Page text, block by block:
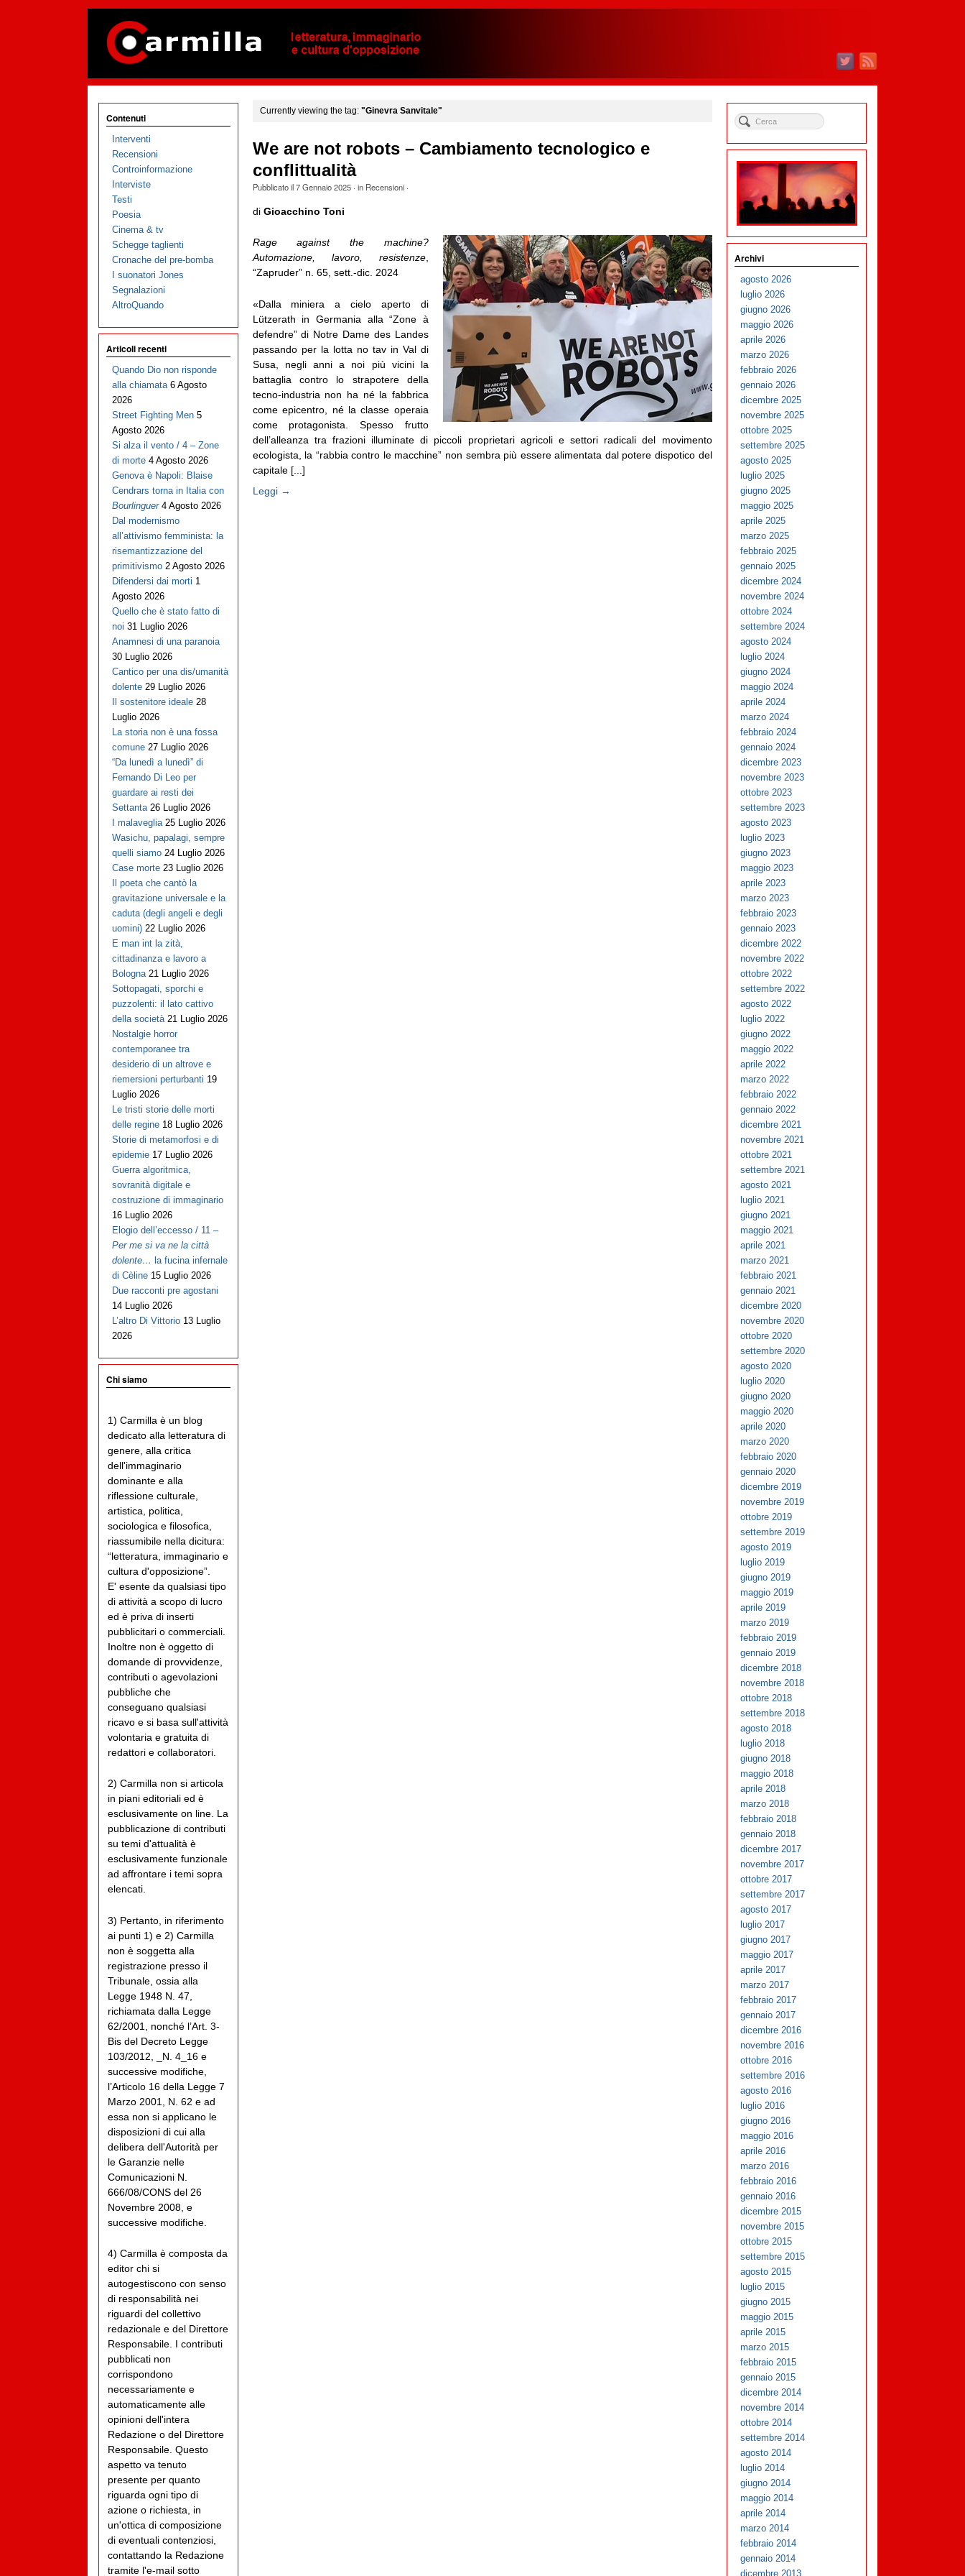
Currently viewing the tag: "Ginevra Sanvitale"
We are not robots – Cambiamento tecnologico e
conflittualità
Pubblicato il7 Gennaio 2025· in Recensioni·
di Gioacchino Toni
Rage against the machine?
Automazione, lavoro, resistenze,
“Zapruder” n. 65, sett.-dic. 2024
«Dalla miniera a cielo aperto di
Lützerath in Germania alla “Zone à
defendre” di Notre Dame des Landes
passando per la lotta no tav in Val di
Susa, negli anni a noi più vicini la
battaglia contro lo strapotere della
tecno-industria non ha né la fabbrica
come epicentro, né la classe operaia
come protagonista. Spesso frutto
dell’alleanza tra frazioni illuminate di piccoli proprietari agricoli e settori radicali del movimento
ecologista, la “rabbia contro le macchine” non sembra più essere alimentata dal potere dispotico del
capitale [...]
Leggi →
Contenuti
Interventi
Recensioni
Controinformazione
Interviste
Testi
Poesia
Cinema & tv
Schegge taglienti
Cronache del pre-bomba
I suonatori Jones
Segnalazioni
AltroQuando
Articoli recenti
Quando Dio non risponde
alla chiamata 6 Agosto
2026
Street Fighting Men 5
Agosto 2026
Si alza il vento / 4 – Zone
di morte 4 Agosto 2026
Genova è Napoli: Blaise
Cendrars torna in Italia con
Bourlinguer 4 Agosto 2026
Dal modernismo
all’attivismo femminista: la
risemantizzazione del
primitivismo 2 Agosto 2026
Difendersi dai morti 1
Agosto 2026
Quello che è stato fatto di
noi 31 Luglio 2026
Anamnesi di una paranoia
30 Luglio 2026
Cantico per una dis/umanità
dolente 29 Luglio 2026
Il sostenitore ideale 28
Luglio 2026
La storia non è una fossa
comune 27 Luglio 2026
“Da lunedì a lunedì” di
Fernando Di Leo per
guardare ai resti dei
Settanta 26 Luglio 2026
I malaveglia 25 Luglio 2026
Wasichu, papalagi, sempre
quelli siamo 24 Luglio 2026
Case morte 23 Luglio 2026
Il poeta che cantò la
gravitazione universale e la
caduta (degli angeli e degli
uomini) 22 Luglio 2026
E man int la zità,
cittadinanza e lavoro a
Bologna 21 Luglio 2026
Sottopagati, sporchi e
puzzolenti: il lato cattivo
della società 21 Luglio 2026
Nostalgie horror
contemporanee tra
desiderio di un altrove e
riemersioni perturbanti 19
Luglio 2026
Le tristi storie delle morti
delle regine 18 Luglio 2026
Storie di metamorfosi e di
epidemie 17 Luglio 2026
Guerra algoritmica,
sovranità digitale e
costruzione di immaginario
16 Luglio 2026
Elogio dell’eccesso / 11 –
Per me si va ne la città
dolente… la fucina infernale
di Cèline 15 Luglio 2026
Due racconti pre agostani
14 Luglio 2026
L’altro Di Vittorio 13 Luglio
2026
Chi siamo
1) Carmilla è un blog
dedicato alla letteratura di
genere, alla critica
dell'immaginario
dominante e alla
riflessione culturale,
artistica, politica,
sociologica e filosofica,
riassumibile nella dicitura:
“letteratura, immaginario e
cultura d'opposizione”.
E' esente da qualsiasi tipo
di attività a scopo di lucro
ed è priva di inserti
pubblicitari o commerciali.
Inoltre non è oggetto di
domande di provvidenze,
contributi o agevolazioni
pubbliche che
conseguano qualsiasi
ricavo e si basa sull'attività
volontaria e gratuita di
redattori e collaboratori.
2) Carmilla non si articola
in piani editoriali ed è
esclusivamente on line. La
pubblicazione di contributi
su temi d'attualità è
esclusivamente funzionale
ad affrontare i temi sopra
elencati.
3) Pertanto, in riferimento
ai punti 1) e 2) Carmilla
non è soggetta alla
registrazione presso il
Tribunale, ossia alla
Legge 1948 N. 47,
richiamata dalla Legge
62/2001, nonché l’Art. 3-
Bis del Decreto Legge
103/2012, _N. 4_16 e
successive modifiche,
l’Articolo 16 della Legge 7
Marzo 2001, N. 62 e ad
essa non si applicano le
disposizioni di cui alla
delibera dell'Autorità per
le Garanzie nelle
Comunicazioni N.
666/08/CONS del 26
Novembre 2008, e
successive modifiche.
4) Carmilla è composta da
editor chi si
autogestiscono con senso
di responsabilità nei
riguardi del collettivo
redazionale e del Direttore
Responsabile. I contributi
pubblicati non
corrispondono
necessariamente e
automaticamente alle
opinioni dell'intera
Redazione o del Direttore
Responsabile. Questo
aspetto va tenuto
presente per quanto
riguarda ogni tipo di
azione o richiesta, in
un'ottica di composizione
di eventuali contenziosi,
contattando la Redazione
tramite l'e-mail sotto
Archivi
agosto 2026
luglio 2026
giugno 2026
maggio 2026
aprile 2026
marzo 2026
febbraio 2026
gennaio 2026
dicembre 2025
novembre 2025
ottobre 2025
settembre 2025
agosto 2025
luglio 2025
giugno 2025
maggio 2025
aprile 2025
marzo 2025
febbraio 2025
gennaio 2025
dicembre 2024
novembre 2024
ottobre 2024
settembre 2024
agosto 2024
luglio 2024
giugno 2024
maggio 2024
aprile 2024
marzo 2024
febbraio 2024
gennaio 2024
dicembre 2023
novembre 2023
ottobre 2023
settembre 2023
agosto 2023
luglio 2023
giugno 2023
maggio 2023
aprile 2023
marzo 2023
febbraio 2023
gennaio 2023
dicembre 2022
novembre 2022
ottobre 2022
settembre 2022
agosto 2022
luglio 2022
giugno 2022
maggio 2022
aprile 2022
marzo 2022
febbraio 2022
gennaio 2022
dicembre 2021
novembre 2021
ottobre 2021
settembre 2021
agosto 2021
luglio 2021
giugno 2021
maggio 2021
aprile 2021
marzo 2021
febbraio 2021
gennaio 2021
dicembre 2020
novembre 2020
ottobre 2020
settembre 2020
agosto 2020
luglio 2020
giugno 2020
maggio 2020
aprile 2020
marzo 2020
febbraio 2020
gennaio 2020
dicembre 2019
novembre 2019
ottobre 2019
settembre 2019
agosto 2019
luglio 2019
giugno 2019
maggio 2019
aprile 2019
marzo 2019
febbraio 2019
gennaio 2019
dicembre 2018
novembre 2018
ottobre 2018
settembre 2018
agosto 2018
luglio 2018
giugno 2018
maggio 2018
aprile 2018
marzo 2018
febbraio 2018
gennaio 2018
dicembre 2017
novembre 2017
ottobre 2017
settembre 2017
agosto 2017
luglio 2017
giugno 2017
maggio 2017
aprile 2017
marzo 2017
febbraio 2017
gennaio 2017
dicembre 2016
novembre 2016
ottobre 2016
settembre 2016
agosto 2016
luglio 2016
giugno 2016
maggio 2016
aprile 2016
marzo 2016
febbraio 2016
gennaio 2016
dicembre 2015
novembre 2015
ottobre 2015
settembre 2015
agosto 2015
luglio 2015
giugno 2015
maggio 2015
aprile 2015
marzo 2015
febbraio 2015
gennaio 2015
dicembre 2014
novembre 2014
ottobre 2014
settembre 2014
agosto 2014
luglio 2014
giugno 2014
maggio 2014
aprile 2014
marzo 2014
febbraio 2014
gennaio 2014
dicembre 2013